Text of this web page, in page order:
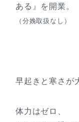
ある』を開業。
（分娩取扱なし）
早起きと寒さが
体力はゼロ、